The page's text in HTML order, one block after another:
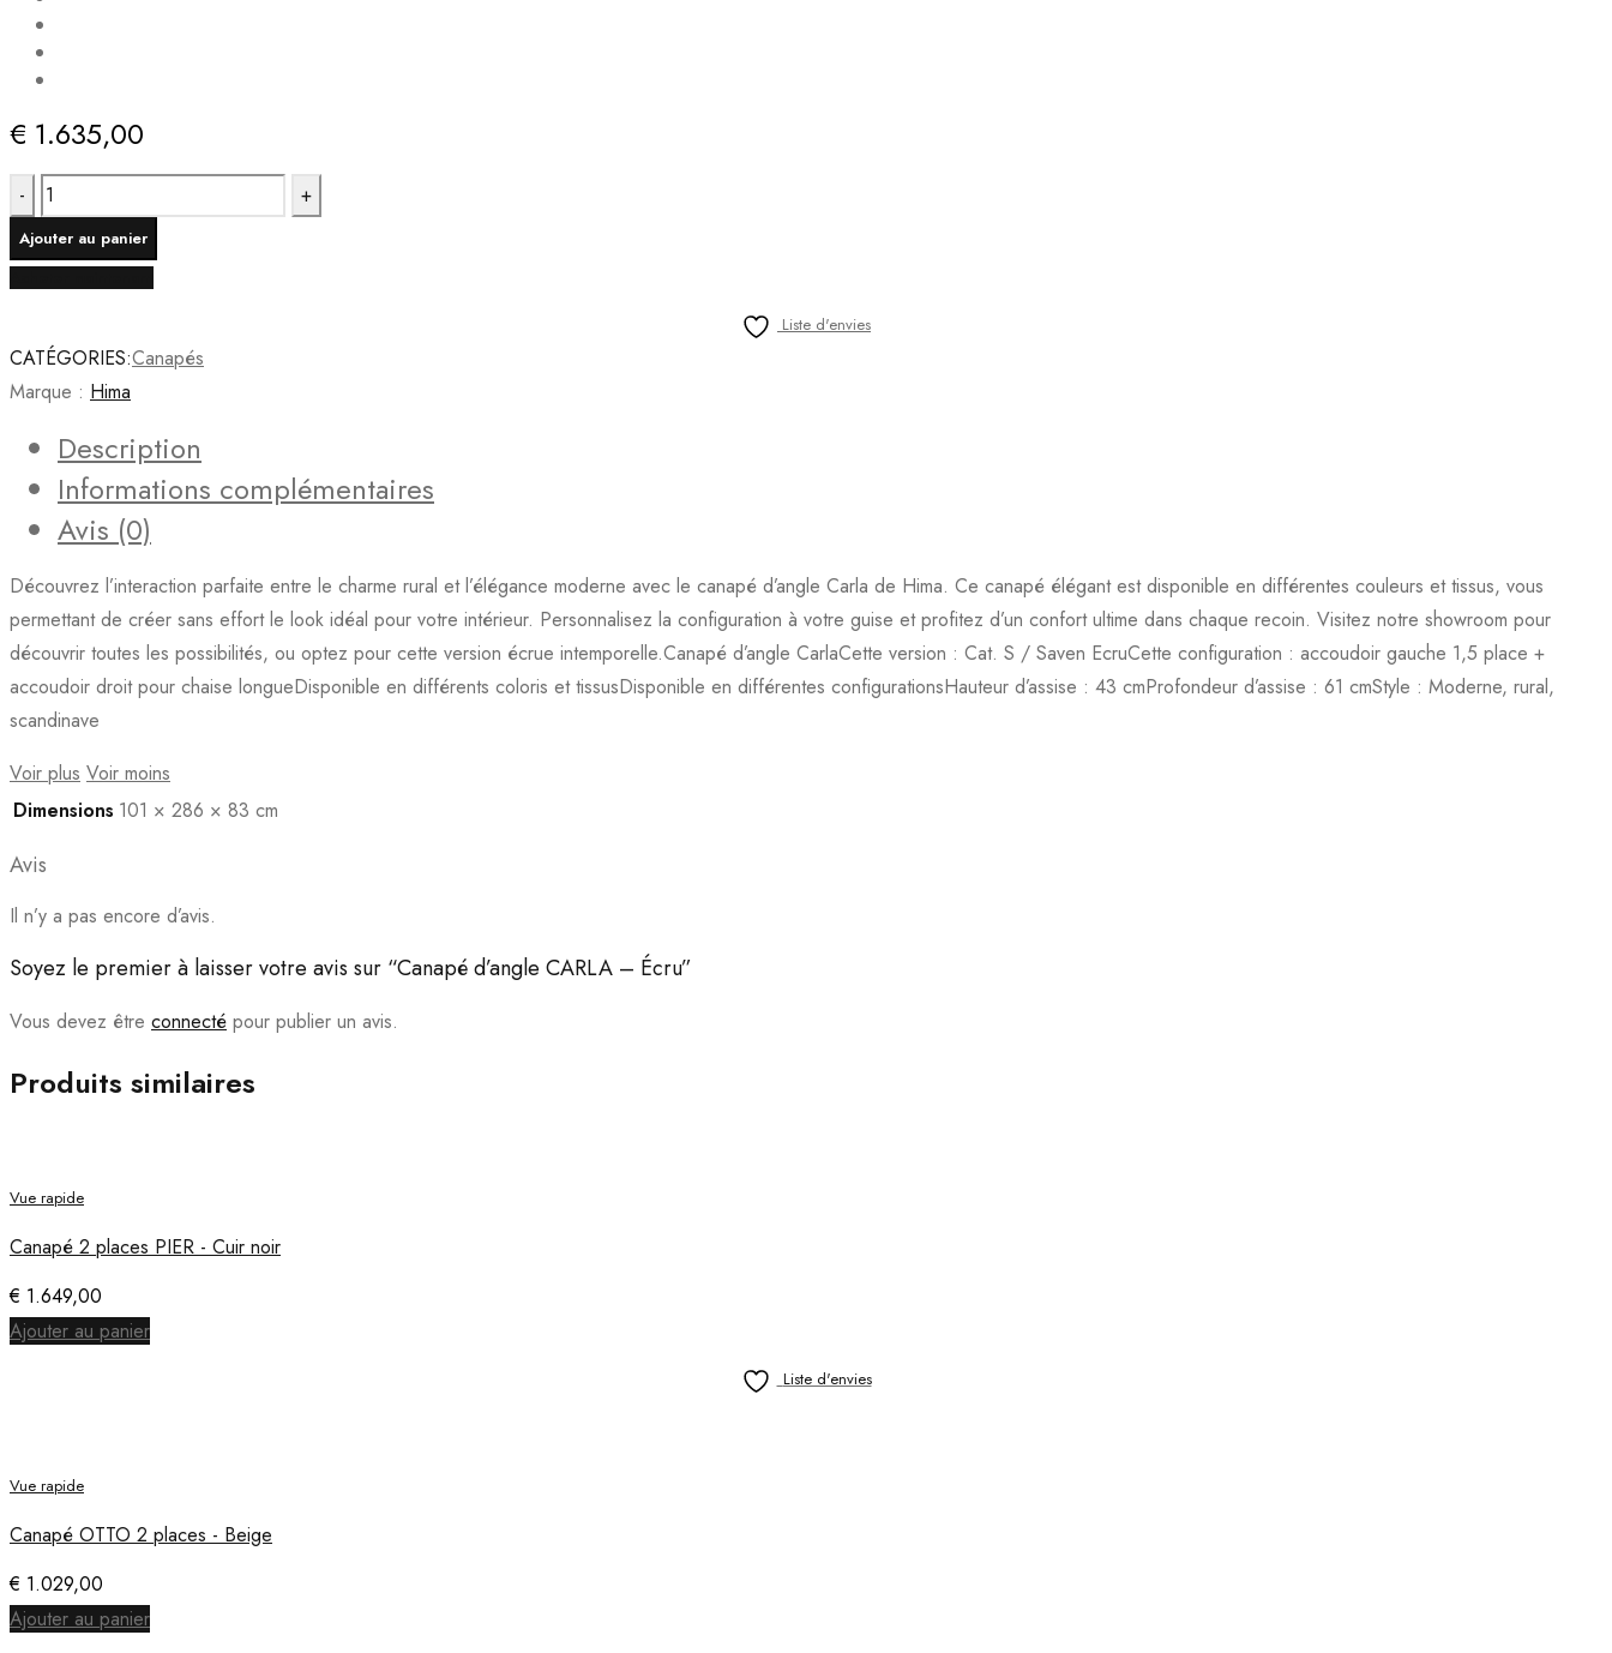
€ 1.635,00
quantité
de
Canapé
d'angle
-
Écru
Ajouter au panier
Liste d'envies
CATÉGORIES:Canapés
Marque : Hima
Description
Informations complémentaires
Avis (0)
Découvrez l’interaction parfaite entre le charme rural et l’élégance moderne avec le canapé d’angle Carla de Hima. Ce canapé élégant est disponible en différentes couleurs et tissus, vous
permettant de créer sans effort le look idéal pour votre intérieur. Personnalisez la configuration à votre guise et profitez d’un confort ultime dans chaque recoin. Visitez notre showroom pour
découvrir toutes les possibilités, ou optez pour cette version écrue intemporelle.Canapé d’angle CarlaCette version : Cat. S / Saven EcruCette configuration : accoudoir gauche 1,5 place +
accoudoir droit pour chaise longueDisponible en différents coloris et tissusDisponible en différentes configurationsHauteur d’assise : 43 cmProfondeur d’assise : 61 cmStyle : Moderne, rural,
scandinave
Voir plus Voir moins
Dimensions 101 × 286 × 83 cm
Avis
Il n’y a pas encore d’avis.
Soyez le premier à laisser votre avis sur “Canapé d’angle CARLA – Écru”
Vous devez être connecté pour publier un avis.
Produits similaires
Vue rapide
Canapé 2 places PIER - Cuir noir
€ 1.649,00
Ajouter au panier
Liste d'envies
Vue rapide
Canapé OTTO 2 places - Beige
€ 1.029,00
Ajouter au panier